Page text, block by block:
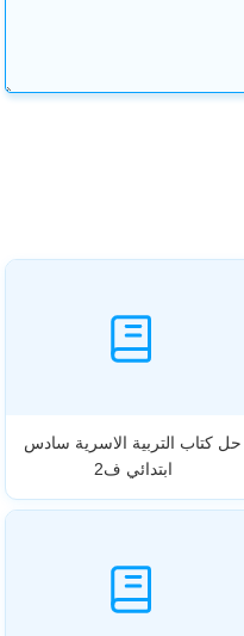
حل كتاب التربية الاسرية سادس
ابتدائي ف2